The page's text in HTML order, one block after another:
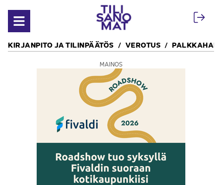
Avaa valikko
KIRJANPITO JA TILINPÄÄTÖS VEROTUS
MAINOS